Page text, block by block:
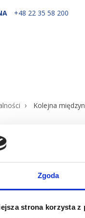
Zgoda
strona korzysta z
+48 22 35 58 200
Kolejna
publikacja
został
(po